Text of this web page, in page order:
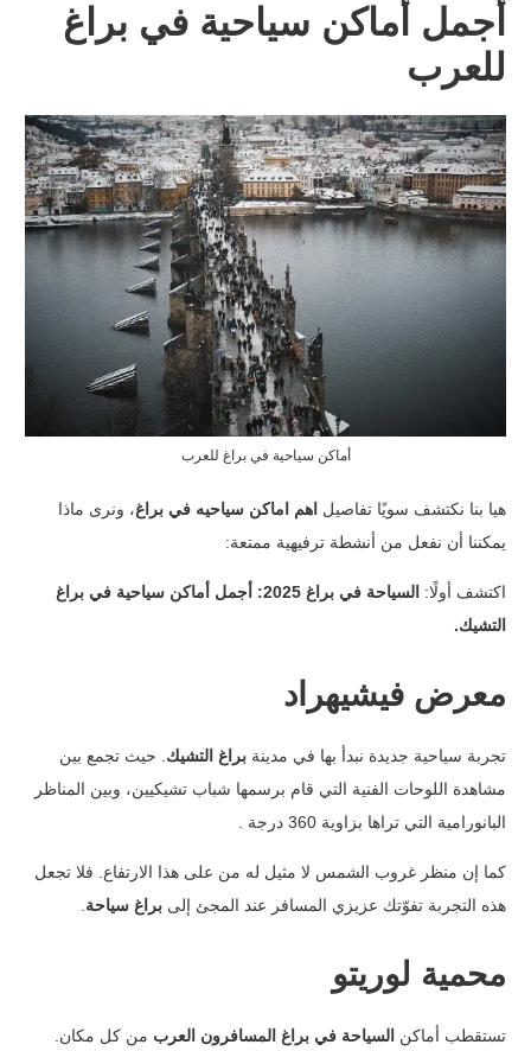
أجمل أماكن سياحية في براغ
للعرب
أماكن سياحية في براغ للعرب
هيا بنا نكتشف سويًا تفاصيل اهم اماكن سياحيه في براغ، ونرى ماذا
يمكننا أن نفعل من أنشطة ترفيهية ممتعة:
اكتشف أولًا:
السياحة في براغ 2025: أجمل أماكن سياحية في براغ
التشيك.
معرض فيشيهراد
تجربة سياحية جديدة نبدأ بها في مدينة براغ التشيك . حيث تجمع بين
مشاهدة اللوحات الفنية التي قام برسمها شباب تشيكيين، وبين المناظر
البانورامية التي تراها بزاوية 360 درجة .
كما إن منظر غروب الشمس لا مثيل له من على هذا الارتفاع. فلا تجعل
هذه التجربة تفوّتك عزيزي المسافر عند المجئ إلى براغ سياحة
محمية لوريتو
تستقطب أماكن السياحة في براغ المسافرون العرب من كل مكان.